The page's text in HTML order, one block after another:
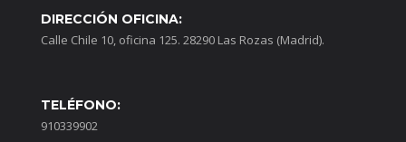
DIRECCIÓN OFICINA:
Calle Chile 10, oficina 125. 28290 Las Rozas (Madrid).
TELÉFONO:
910339902